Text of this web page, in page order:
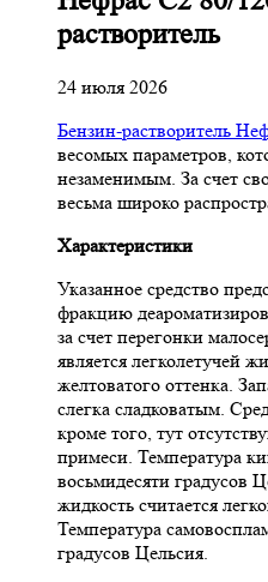
растворитель
24 июля 2026
Бензин-растворитель
весомых параметров,
незаменимым. За счет
весьма широко
Характеристики
Указанное средство
фракцию
за счет перегонки
является легколетучей
желтоватого оттенка.
слегка сладковатым.
кроме того, тут
примеси. Температура
восьмидесяти градусов
жидкость считается
Температура
градусов Цельсия.